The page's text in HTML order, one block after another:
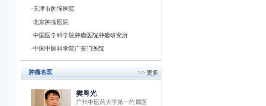
天津市肿瘤医院
北京肿瘤医院
中国医学科学院肿瘤医院肿瘤研究所
中国中医科学院广安门医院
肿瘤名医 >> 更多
樊粤光
广州中医药大学第一附属医